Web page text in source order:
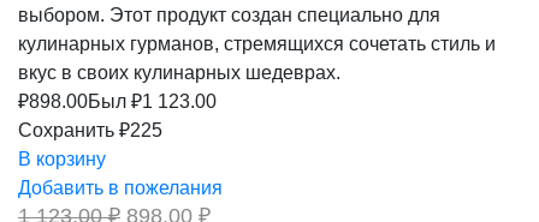
выбором. Этот продукт создан специально для
кулинарных гурманов, стремящихся сочетать стиль и
вкус в своих кулинарных шедеврах.
₽898.00Был ₽1 123.00
Сохранить ₽225
В корзину
Добавить в пожелания
1 123,00₽ Первоначальная
898,00 ₽Текущая